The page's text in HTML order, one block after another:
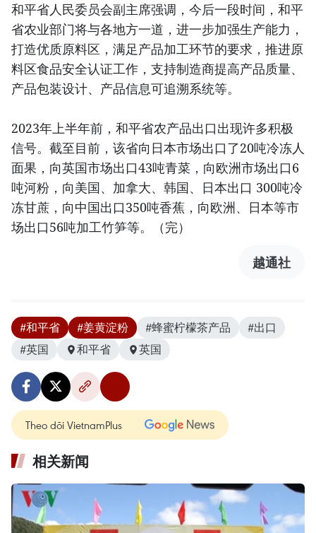
和平省人民委员会副主席强调，今后一段时间，和平
省农业部门将与各地方一道，进一步加强生产能力，
打造优质原料区，满足产品加工环节的要求，推进原
料区食品安全认证工作，支持制造商提高产品质量、
产品包装设计、产品信息可追溯系统等。
2023年上半年前，和平省农产品出口出现许多积极
信号。截至目前，该省向日本市场出口了20吨冷冻人
面果，向英国市场出口43吨青菜，向欧洲市场出口6
吨河粉，向美国、加拿大、韩国、日本出口 300吨冷
冻甘蔗，向中国出口350吨香蕉，向欧洲、日本等市
场出口56吨加工竹笋等。（完）
越通社
#和平省 #姜黄淀粉 #蜂蜜柠檬茶产品
#出口
#英国
和平省 英国
Theo dõi VietnamPlus
相关新闻